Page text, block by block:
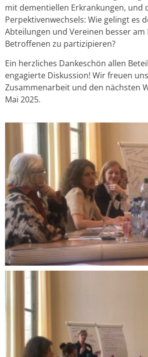
mit dementiellen Erkrankungen, und
Perpektivenwechsels: Wie gelingt es
Abteilungen und Vereinen besser am
Betroffenen zu partizipieren?
Ein herzliches Dankeschön allen
engagierte Diskussion! Wir freuen
Zusammenarbeit und den nächsten
Mai 2025.